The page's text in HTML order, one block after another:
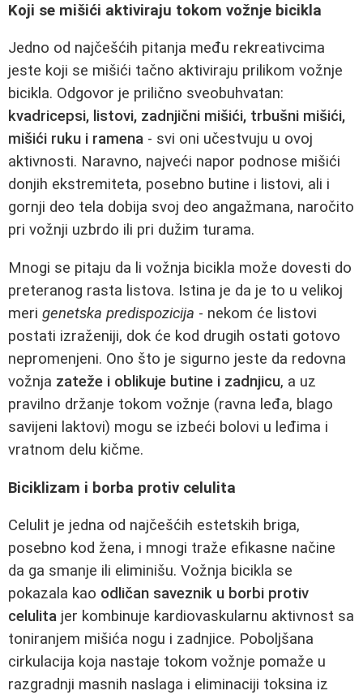
Koji se mišići aktiviraju tokom vožnje bicikla
Jedno od najčešćih pitanja među rekreativcima
jeste koji se mišići tačno aktiviraju prilikom vožnje
bicikla. Odgovor je prilično sveobuhvatan:
kvadricepsi, listovi, zadnjični mišići, trbušni mišići,
mišići ruku i ramena - svi oni učestvuju u ovoj
aktivnosti. Naravno, najveći napor podnose mišići
donjih ekstremiteta, posebno butine i listovi, ali i
gornji deo tela dobija svoj deo angažmana, naročito
pri vožnji uzbrdo ili pri dužim turama.
Mnogi se pitaju da li vožnja bicikla može dovesti do
preteranog rasta listova. Istina je da je to u velikoj
meri genetska predispozicija - nekom će listovi
postati izraženiji, dok će kod drugih ostati gotovo
nepromenjeni. Ono što je sigurno jeste da redovna
vožnja zateže i oblikuje butine i zadnjicu, a uz
pravilno držanje tokom vožnje (ravna leđa, blago
savijeni laktovi) mogu se izbeći bolovi u leđima i
vratnom delu kičme.
Biciklizam i borba protiv celulita
Celulit je jedna od najčešćih estetskih briga,
posebno kod žena, i mnogi traže efikasne načine
da ga smanje ili eliminišu. Vožnja bicikla se
pokazala kao odličan saveznik u borbi protiv
celulita jer kombinuje kardiovaskularnu aktivnost sa
toniranjem mišića nogu i zadnjice. Poboljšana
cirkulacija koja nastaje tokom vožnje pomaže u
razgradnji masnih naslaga i eliminaciji toksina iz